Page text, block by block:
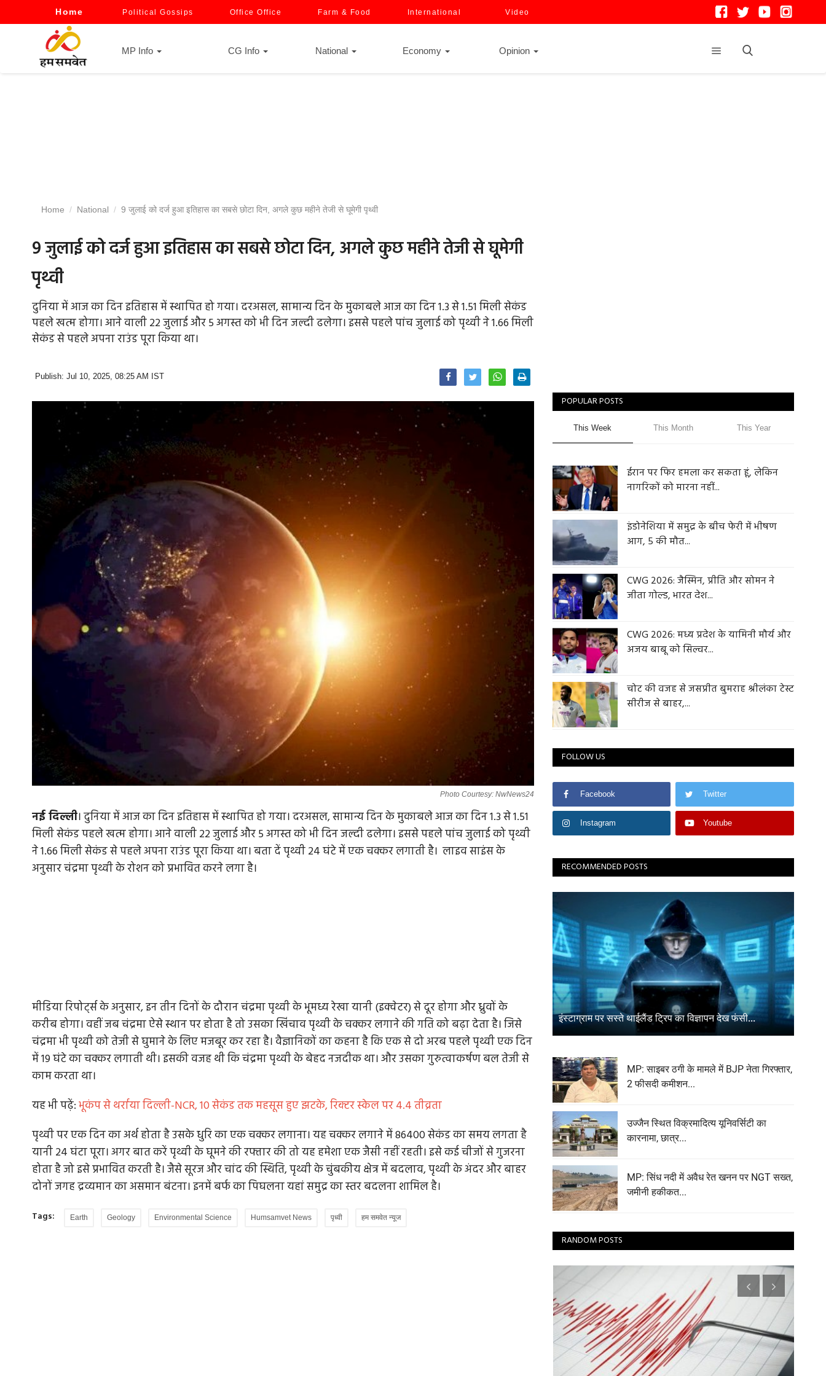
Home Political Gossips Office Office Farm & Food International Video
MP Info CG Info National Economy Opinion
Home National 9 जुलाई को दर्ज हुआ इतिहास का सबसे छोटा दिन, अगले कुछ महीने तेजी से घूमेगी पृथ्वी
9 जुलाई को दर्ज हुआ इतिहास का सबसे छोटा दिन, अगले कुछ महीने तेजी से घूमेगी
पृथ्वी
दुनिया में आज का दिन इतिहास में स्थापित हो गया। दरअसल, सामान्य दिन के मुकाबले आज का दिन 1.3 से 1.51 मिली सेकंड
पहले खत्म होगा। आने वाली 22 जुलाई और 5 अगस्त को भी दिन जल्दी ढलेगा। इससे पहले पांच जुलाई को पृथ्वी ने 1.66 मिली
सेकंड से पहले अपना राउंड पूरा किया था।
Publish: Jul 10, 2025, 08:25 AM IST
Photo Courtesy: NwNews24
नई दिल्ली। दुनिया में आज का दिन इतिहास में स्थापित हो गया। दरअसल, सामान्य दिन के मुकाबले आज का दिन 1.3 से 1.51
मिली सेकंड पहले खत्म होगा। आने वाली 22 जुलाई और 5 अगस्त को भी दिन जल्दी ढलेगा। इससे पहले पांच जुलाई को पृथ्वी
ने 1.66 मिली सेकंड से पहले अपना राउंड पूरा किया था। बता दें पृथ्वी 24 घंटे में एक चक्कर लगाती है। लाइव साइंस के
अनुसार चंद्रमा पृथ्वी के रोशन को प्रभावित करने लगा है।
मीडिया रिपोर्ट्स के अनुसार, इन तीन दिनों के दौरान चंद्रमा पृथ्वी के भूमध्य रेखा यानी (इक्वेटर) से दूर होगा और ध्रुवों के
करीब होगा। वहीं जब चंद्रमा ऐसे स्थान पर होता है तो उसका खिंचाव पृथ्वी के चक्कर लगाने की गति को बढ़ा देता है। जिसे
चंद्रमा भी पृथ्वी को तेजी से घुमाने के लिए मजबूर कर रहा है। वैज्ञानिकों का कहना है कि एक से दो अरब पहले पृथ्वी एक दिन
में 19 घंटे का चक्कर लगाती थी। इसकी वजह थी कि चंद्रमा पृथ्वी के बेहद नजदीक था। और उसका गुरुत्वाकर्षण बल तेजी से
काम करता था। ‌
यह भी पढ़ें:भूकंप से थर्राया दिल्ली-NCR, 10 सेकंड तक महसूस हुए झटके, रिक्टर स्केल पर 4.4 तीव्रता
पृथ्वी पर एक दिन का अर्थ होता है उसके धुरि का एक चक्कर लगाना। यह चक्कर लगाने में 86400 सेकंड का समय लगता है
यानी 24 घंटा पूरा। अगर बात करें पृथ्वी के घूमने की रफ्तार की तो यह हमेशा एक जैसी नहीं रहती। इसे कई चीजों से गुजरना
होता है जो इसे प्रभावित करती है। जैसे सूरज और चांद की स्थिति, पृथ्वी के चुंबकीय क्षेत्र में बदलाव, पृथ्वी के अंदर और बाहर
दोनों जगह द्रव्यमान का असमान बंटना। इनमें बर्फ का पिघलना यहां समुद्र का स्तर बदलना शामिल है।
Tags: Earth Geology Environmental Science Humsamvet News पृध्वी हम समवेत न्यूज
POPULAR POSTS
This Week This Month This Year
ईरान पर फिर हमला कर सकता हूं, लेकिन
नागरिकों को मारना नहीं...
इंडोनेशिया में समुद्र के बीच फेरी में भीषण
आग, 5 की मौत...
CWG 2026: जैस्मिन, प्रीति और सोमन ने
जीता गोल्ड, भारत देश...
CWG 2026: मध्य प्रदेश के यामिनी मौर्य और
अजय बाबू को सिल्वर...
चोट की वजह से जसप्रीत बुमराह श्रीलंका टेस्ट
सीरीज से बाहर,...
FOLLOW US
Facebook Twitter
Instagram Youtube
RECOMMENDED POSTS
इंस्टाग्राम पर सस्ते थाईलैंड ट्रिप का विज्ञापन देख फंसी...
MP: साइबर ठगी के मामले में BJP नेता गिरफ्तार,
2 फीसदी कमीशन...
उज्जैन स्थित विक्रमादित्य यूनिवर्सिटी का
कारनामा, छात्र...
MP: सिंध नदी में अवैध रेत खनन पर NGT सख्त,
जमीनी हकीकत...
RANDOM POSTS